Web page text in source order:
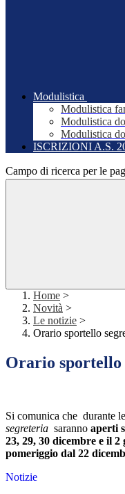
Modulistica
Modulistica
Modulistica
Modulistica
ISCRIZIONI A.S.
Campo di ricerca per le
Home >
Novità >
Le notizie >
Orario sportello
Orario sportello
Si comunica che durante
segreteria saranno aperti
23, 29, 30 dicembre e il 2
pomeriggio dal 22
Notizie